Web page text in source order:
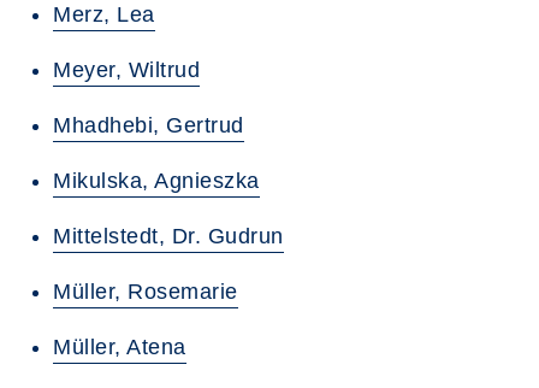
Merz, Lea
Meyer, Wiltrud
Mhadhebi, Gertrud
Mikulska, Agnieszka
Mittelstedt, Dr. Gudrun
Müller, Rosemarie
Müller, Atena